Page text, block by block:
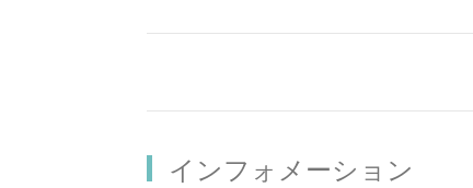
インフォメーション